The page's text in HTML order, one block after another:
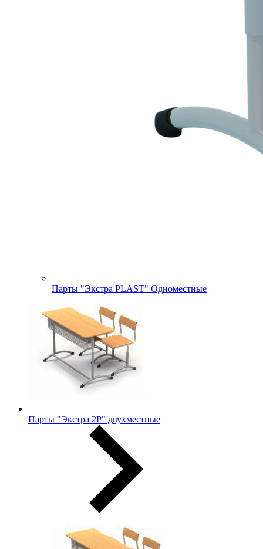
Парты "Экстра PLAST" Одноместные
Парты "Экстра 2Р" двухместные